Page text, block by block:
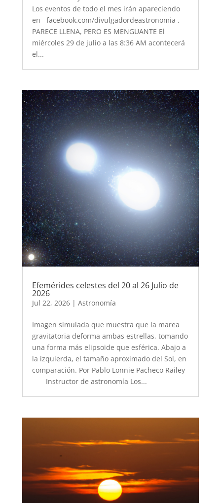
Los eventos de todo el mes irán apareciendo
en facebook.com/divulgadordeastronomia .
PARECE LLENA, PERO ES MENGUANTE El
miércoles 29 de julio a las 8:36 AM acontecerá
el...
Efemérides celestes del 20 al 26 Julio de
2026
Jul 22, 2026| Astronomía
Imagen simulada que muestra que la marea
gravitatoria deforma ambas estrellas, tomando
una forma más elipsoide que esférica. Abajo a
la izquierda, el tamaño aproximado del Sol, en
comparación. Por Pablo Lonnie Pacheco Railey
Instructor de astronomía Los...